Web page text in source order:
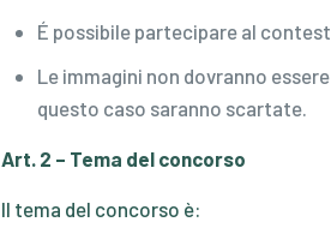
É possibile partecipare al
Le immagini non dovranno
questo caso saranno scartate.
Art. 2 – Tema del concorso
Il tema del concorso è: